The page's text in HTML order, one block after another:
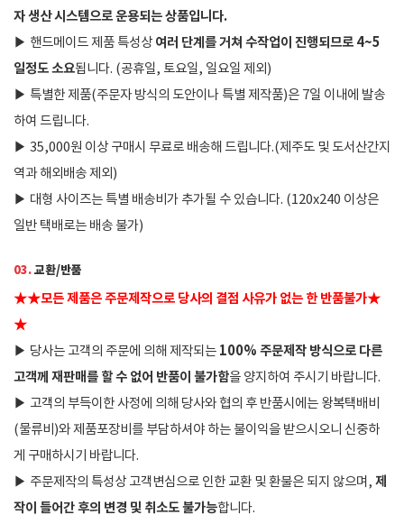
자 생산 시스템으로 운용되는 상품입니다.
▶ 핸드메이드 제품 특성상 여러 단계를 거쳐 수작업이 진행되므로 4~5
일정도 소요됩니다. (공휴일, 토요일, 일요일 제외)
▶ 특별한 제품(주문자 방식의 도안이나 특별 제작품)은 7일 이내에 발송
하여 드립니다.
▶ 35,000원 이상 구매시 무료로 배송해 드립니다.(제주도 및 도서산간지
역과 해외배송 제외)
▶ 대형 사이즈는 특별 배송비가 추가될 수 있습니다. (120x240 이상은
일반 택배로는 배송 불가)
03.교환/반품
★★모든 제품은 주문제작으로 당사의 결점 사유가 없는 한 반품불가★
★
▶ 당사는 고객의 주문에 의해 제작되는 100% 주문제작 방식으로 다른
고객께 재판매를 할 수 없어 반품이 불가함을 양지하여 주시기 바랍니다.
▶ 고객의 부득이한 사정에 의해 당사와 협의 후 반품시에는 왕복택배비
(물류비)와 제품포장비를 부담하셔야 하는 불이익을 받으시오니 신중하
게 구매하시기 바랍니다.
▶ 주문제작의 특성상 고객변심으로 인한 교환 및 환불은 되지 않으며, 제
작이 들어간 후의 변경 및 취소도 불가능합니다.